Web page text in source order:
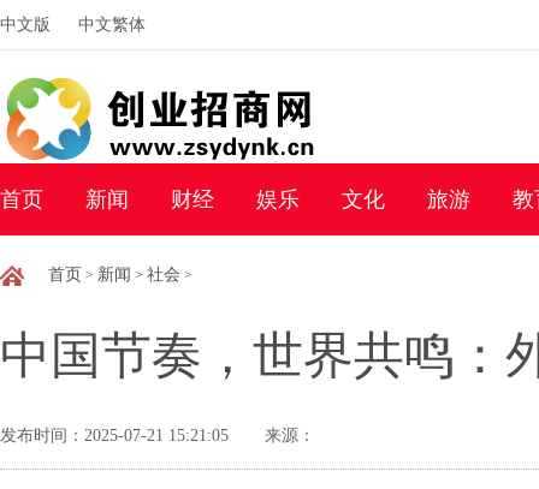
中文版 中文繁体
首页 新闻 财经 娱乐 文化 旅游 教
首页 > 新闻 > 社会 >
中国节奏，世界共鸣：
发布时间：2025-07-21 15:21:05 来源：